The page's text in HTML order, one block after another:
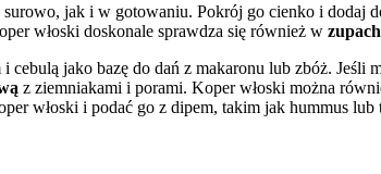
surowo, jak i w gotowaniu. Pokrój go cienko i dodaj
włoski doskonale sprawdza się również w
cebulą jako bazę do dań z makaronu lub zbóż. Jeśli
z ziemniakami i porami. Koper włoski można
włoski i podać go z dipem, takim jak hummus lub